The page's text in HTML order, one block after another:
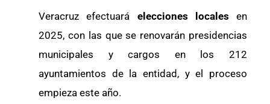
Veracruz efectuará elecciones locales en
2025, con las que se renovarán presidencias
municipales y cargos en los 212
ayuntamientos de la entidad, y el proceso
empieza este año.